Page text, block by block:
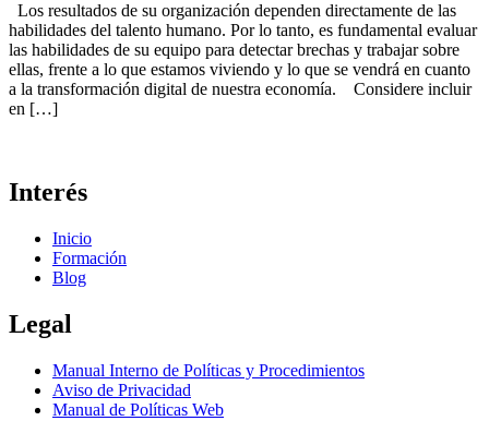
Los resultados de su organización dependen directamente de las
habilidades del talento humano. Por lo tanto, es fundamental evaluar
las habilidades de su equipo para detectar brechas y trabajar sobre
ellas, frente a lo que estamos viviendo y lo que se vendrá en cuanto
a la transformación digital de nuestra economía. Considere incluir
en […]
Interés
Inicio
Formación
Blog
Legal
Manual Interno de Políticas y Procedimientos
Aviso de Privacidad
Manual de Políticas Web